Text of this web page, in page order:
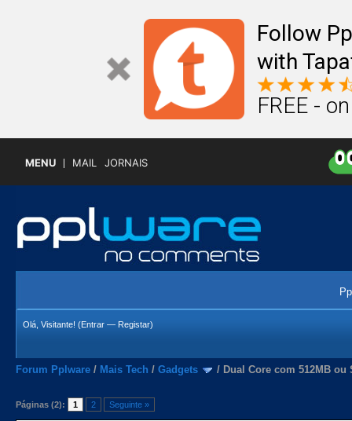
Follow
with
FREE -
MENU MAIL JORNAIS
Olá, Visitante! (Entrar — Registar)
Forum Pplware / Mais Tech / Gadgets / Dual Core com 512MB
Páginas (2): 1 2 Seguinte »